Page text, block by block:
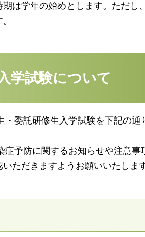
は学年の始めとします。ただ
学試験について
・委託研修生入学試験を下記の
症予防に関するお知らせや注意
ただきますようお願いいたしま